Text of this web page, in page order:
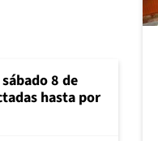
8 de
hasta por